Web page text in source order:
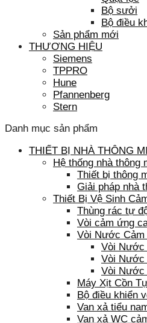
Bộ sưởi
Bộ điều
Sản phẩm mới
THƯƠNG HIỆU
Siemens
TPPRO
Hune
Pfannenberg
Stern
Danh mục sản phẩm
THIẾT BỊ NHÀ THÔNG
Hệ thống nhà thông
Thiết bị thông
Giải pháp nhà
Thiết Bị Vệ Sinh
Thùng rác tự
Vòi cảm ứng
Vòi Nước
Vòi Nước
Vòi Nước
Vòi Nước
Máy Xịt Cồn
Bộ điều khiển
Van xả tiểu
Van xả WC